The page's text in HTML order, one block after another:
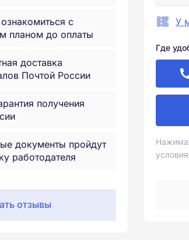
с
планом до оплаты
доставка
Почтой России
получения
документы пройдут
работодателя
отзывы
У
Где